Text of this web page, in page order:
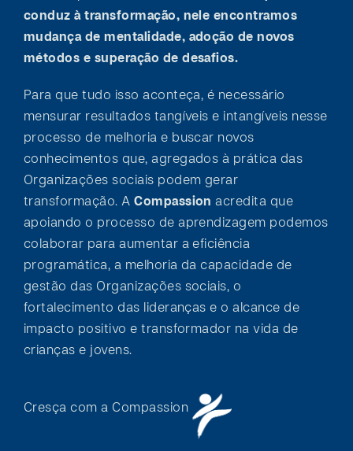
conduz à transformação, nele encontramos
mudança de mentalidade, adoção de novos
métodos e superação de desafios.
Para que tudo isso aconteça, é necessário
mensurar resultados tangíveis e intangíveis nesse
processo de melhoria e buscar novos
conhecimentos que, agregados à prática das
Organizações sociais podem gerar
transformação. ACompassionacredita que
apoiando o processo de aprendizagem podemos
colaborar para aumentar a eficiência
programática, a melhoria da capacidade de
gestão das Organizações sociais, o
fortalecimento das lideranças e o alcance de
impacto positivo e transformador na vida de
crianças e jovens.
Cresça com a Compassion